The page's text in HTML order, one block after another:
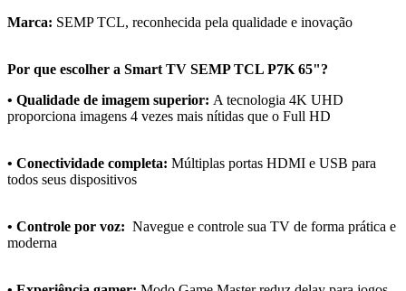
Marca: SEMP TCL, reconhecida pela qualidade e inovação
Por que escolher a Smart TV SEMP TCL P7K 65"?
• Qualidade de imagem superior: A tecnologia 4K UHD
proporciona imagens 4 vezes mais nítidas que o Full HD
• Conectividade completa: Múltiplas portas HDMI e USB para
todos seus dispositivos
• Controle por voz: Navegue e controle sua TV de forma prática e
moderna